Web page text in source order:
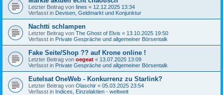
Letzter Beitrag von Iines « 12.12.2025 13:34
Verfasst in Devisen, Geldmarkt und Konjunktur
Nachtti schlampen
Letzter Beitrag von The Ghost of Elvis « 13.10.2025 19:50
Verfasst in Private Gespräche und allgemeiner Börsentalk
Fake Seite/Shop ?? auf Krone online !
Letzter Beitrag von oegeat « 13.07.2025 13:09
Verfasst in Private Gespräche und allgemeiner Börsentalk
Eutelsat OneWeb - Konkurrenz zu Starlink?
Letzter Beitrag von Olaschir « 05.03.2025 23:54
Verfasst in Indices, Einzelaktien - weltweit